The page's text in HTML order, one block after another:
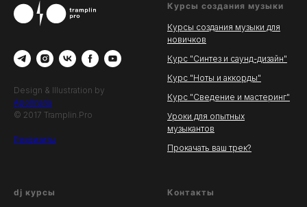
Design & Illustration by
Apollnaria
© 2017 Tramplin.Pro
Реквизиты
Курсы создания музыки
Курсы создания музыки для
новичков
Курс "Синтез и саунд-дизайн"
Курс "Ноты и аккорды"
Курс "Сведение и мастеринг"
Уроки для опытных
музыкантов
Прокачать ваш трек?
dj курсы Контакты